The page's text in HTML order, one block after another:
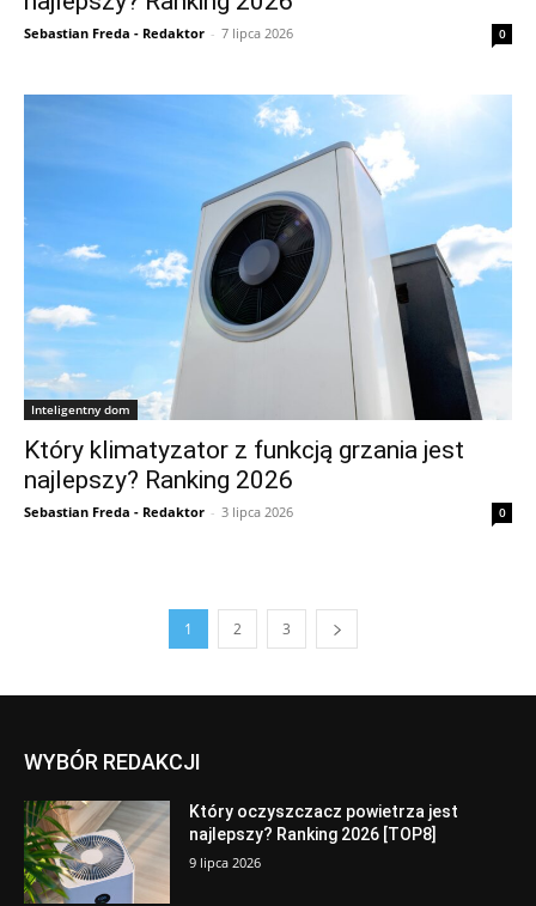
Sebastian Freda - Redaktor - 7 lipca 2026 0
Inteligentny dom
Który klimatyzator z funkcją grzania jest
najlepszy? Ranking 2026
Sebastian Freda - Redaktor - 3 lipca 2026 0
1 2 3
WYBÓR REDAKCJI
Który oczyszczacz powietrza jest
najlepszy? Ranking 2026 [TOP8]
9 lipca 2026